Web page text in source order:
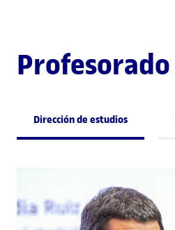
Profesorado
Dirección de estudios